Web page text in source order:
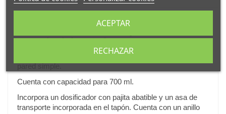
botella de acero inoxidable
me acabo de levantar".
Bidón elaborado en acero inoxidable 304 reciclado con
Cuenta con capacidad para 700 ml.
Incorpora un dosificador con pajita abatible y un asa de
transporte incorporada en el tapón. Cuenta con un anillo
RECHAZAR
ACEPTAR